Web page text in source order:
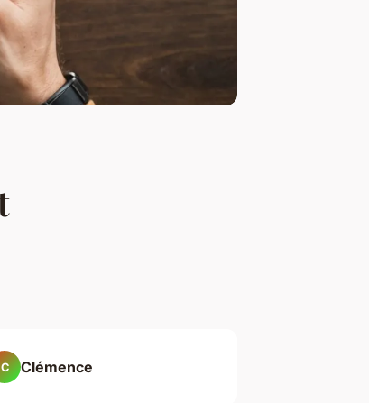
C Clémence